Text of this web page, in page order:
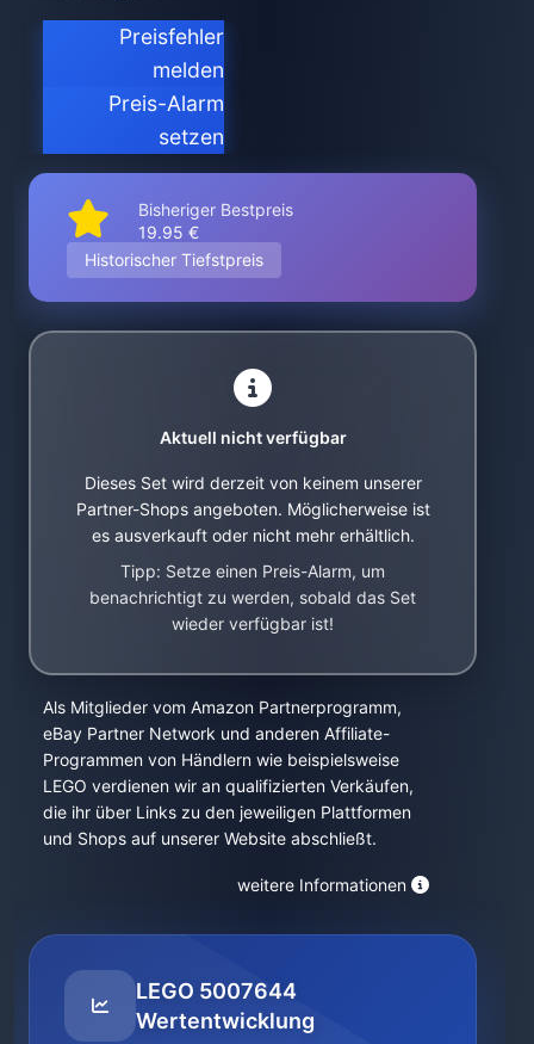
Preisfehler
melden
Preis-Alarm
setzen
Bisheriger Bestpreis
19.95 €
Historischer Tiefstpreis
Aktuell nicht verfügbar
Dieses Set wird derzeit von keinem unserer
Partner-Shops angeboten. Möglicherweise ist
es ausverkauft oder nicht mehr erhältlich.
Tipp: Setze einen Preis-Alarm, um
benachrichtigt zu werden, sobald das Set
wieder verfügbar ist!
Als Mitglieder vom Amazon Partnerprogramm,
eBay Partner Network und anderen Affiliate-
Programmen von Händlern wie beispielsweise
LEGO verdienen wir an qualifizierten Verkäufen,
die ihr über Links zu den jeweiligen Plattformen
und Shops auf unserer Website abschließt.
weitere Informationen
LEGO 5007644
Wertentwicklung